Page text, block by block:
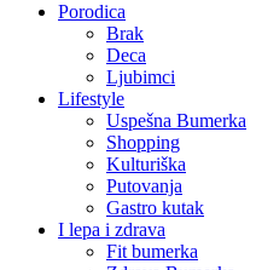
Porodica
Brak
Deca
Ljubimci
Lifestyle
Uspešna Bumerka
Shopping
Kulturiška
Putovanja
Gastro kutak
I lepa i zdrava
Fit bumerka